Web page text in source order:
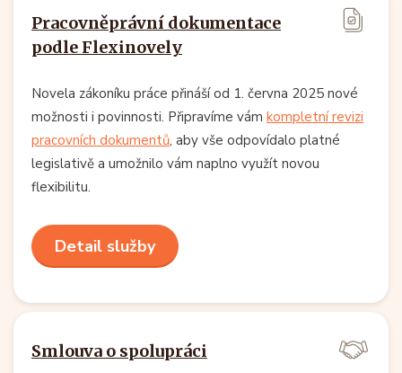
Pracovněprávní dokumentace
podle Flexinovely
Novela zákoníku práce přináší od 1. června 2025 nové
možnosti i povinnosti. Připravíme vám kompletní revizi
pracovních dokumentů, aby vše odpovídalo platné
legislativě a umožnilo vám naplno využít novou
flexibilitu.
Detail služby
Smlouva o spolupráci